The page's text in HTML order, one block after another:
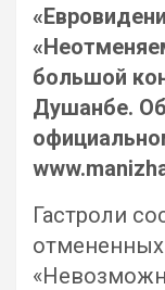
большой
Душанбе.
Гастроли